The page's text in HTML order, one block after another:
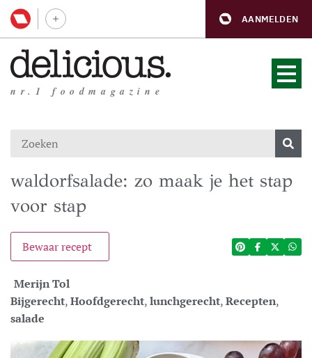
AANMELDEN
nr.1 foodmagazine
waldorfsalade: zo maak je het stap
voor stap
Bewaar recept
Merijn Tol
Bijgerecht,Hoofdgerecht,lunchgerecht,Recepten,
salade